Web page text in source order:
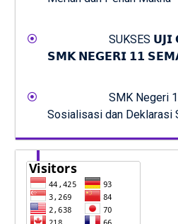
SUKSES
𝗦𝗠𝗞 𝗡𝗘𝗚𝗘𝗥𝗜 𝟭𝟭
SMK Negeri
Sosialisasi dan Deklarasi